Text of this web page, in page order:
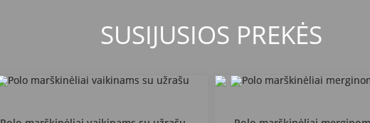
SUSIJUSIOS PREKĖS